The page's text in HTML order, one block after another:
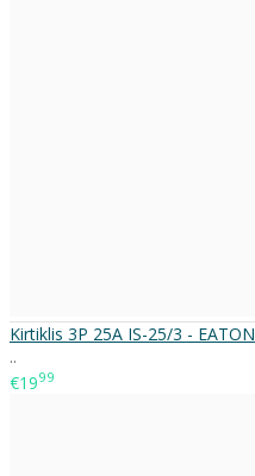
Kirtiklis 3P 25A IS-25/3 - EATON
..
€1999